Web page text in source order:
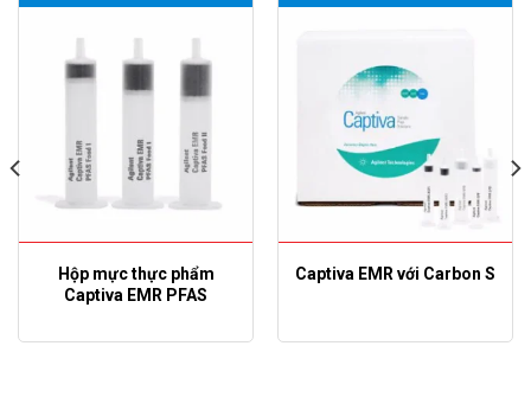
Hộp mực thực phẩm
Captiva EMR PFAS
Captiva EMR với Carbon S